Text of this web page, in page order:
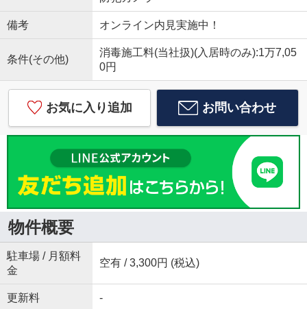
備考 オンライン内見実施中！
条件(その他)
消毒施工料(当社扱)(入居時のみ):1万7,05
0円
お気に入り追加 お問い合わせ
物件概要
駐車場 / 月額料
金
空有 / 3,300円 (税込)
更新料 -